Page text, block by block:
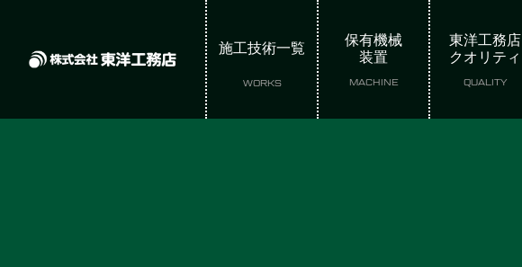
施工技術一覧
WORKS
保有機械
装置
MACHINE
東洋工務店
クオリティ
QUALITY